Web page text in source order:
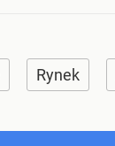
Rynek